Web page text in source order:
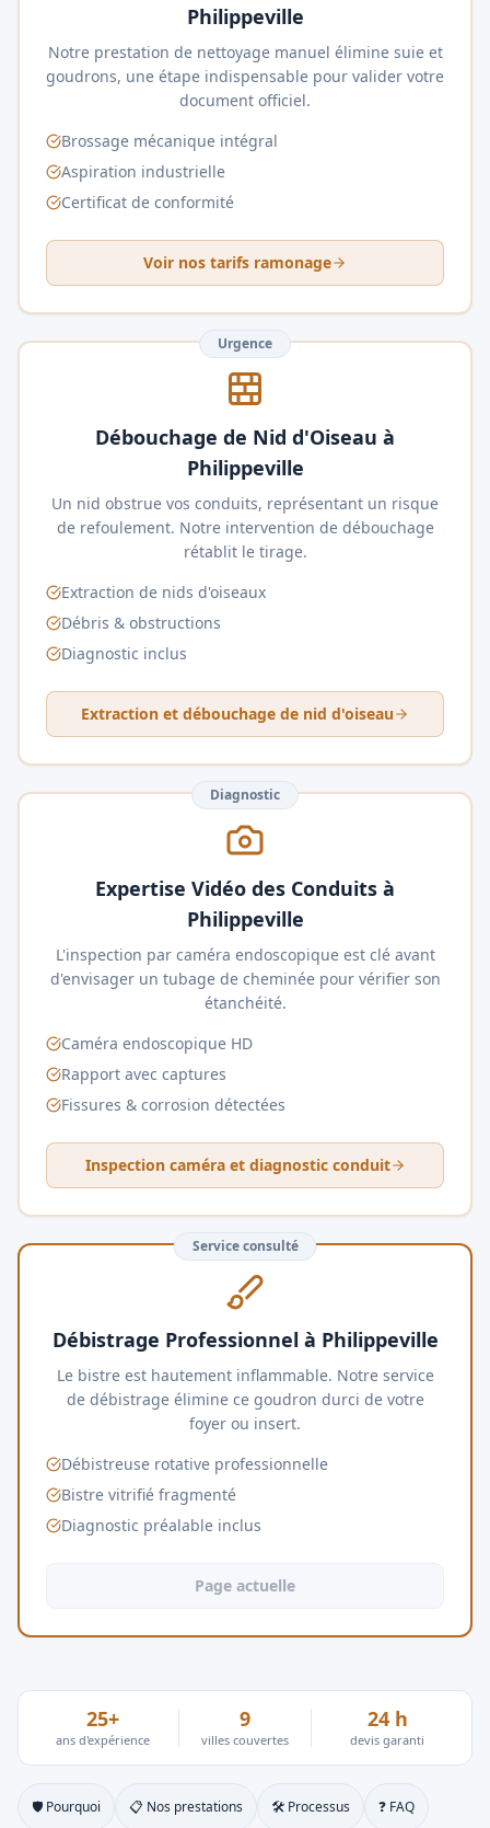
Philippeville
Notre prestation de nettoyage manuel élimine suie et
goudrons, une étape indispensable pour valider votre
document officiel.
Brossage mécanique intégral
Aspiration industrielle
Certificat de conformité
Voir nos tarifs ramonage
Urgence
Débouchage de Nid d'Oiseau à
Philippeville
Un nid obstrue vos conduits, représentant un risque
de refoulement. Notre intervention de débouchage
rétablit le tirage.
Extraction de nids d'oiseaux
Débris & obstructions
Diagnostic inclus
Extraction et débouchage de nid d'oiseau
Diagnostic
Expertise Vidéo des Conduits à
Philippeville
L'inspection par caméra endoscopique est clé avant
d'envisager un tubage de cheminée pour vérifier son
étanchéité.
Caméra endoscopique HD
Rapport avec captures
Fissures & corrosion détectées
Inspection caméra et diagnostic conduit
Service consulté
Débistrage Professionnel à Philippeville
Le bistre est hautement inflammable. Notre service
de débistrage élimine ce goudron durci de votre
foyer ou insert.
Débistreuse rotative professionnelle
Bistre vitrifié fragmenté
Diagnostic préalable inclus
Page actuelle
25+
ans d'expérience
9
villes couvertes
24 h
devis garanti
🛡 Pourquoi 📋 Nos prestations 🛠 Processus ❓ FAQ